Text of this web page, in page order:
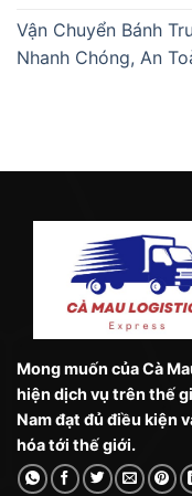
Vận Chuyển Bánh
Nhanh Chóng, An
Mong muốn của Cà
hiện dịch vụ trên thế
Nam đạt đủ điều kiện
hóa tới thế giới.